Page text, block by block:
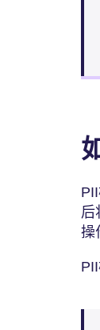
后
操